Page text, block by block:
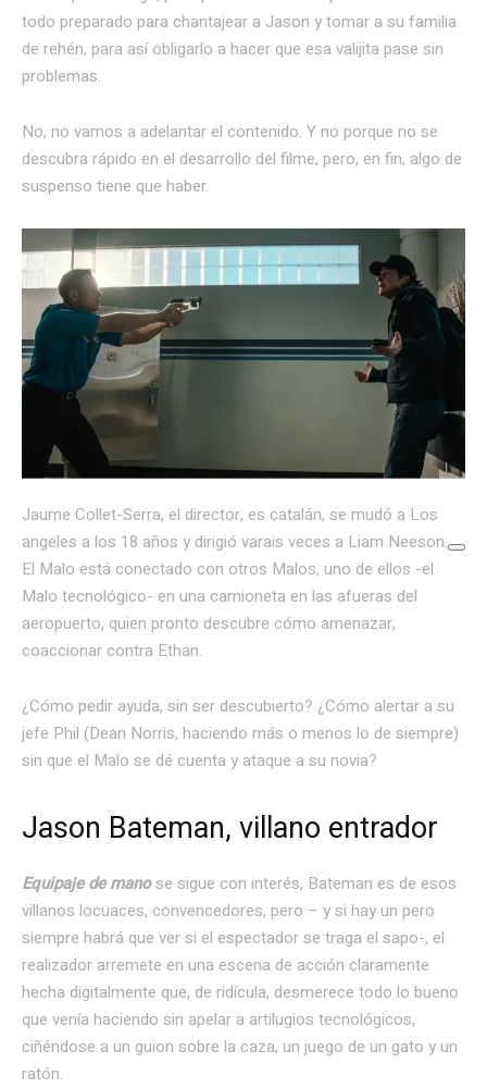
todo preparado para chantajear a Jason y tomar a su familia
de rehén, para así obligarlo a hacer que esa valijita pase sin
problemas.
No, no vamos a adelantar el contenido. Y no porque no se
descubra rápido en el desarrollo del filme, pero, en fin, algo de
suspenso tiene que haber.
Jaume Collet-Serra, el director, es catalán, se mudó a Los
angeles a los 18 años y dirigió varais veces a Liam Neeson.
El Malo está conectado con otros Malos, uno de ellos -el
Malo tecnológico- en una camioneta en las afueras del
aeropuerto, quien pronto descubre cómo amenazar,
coaccionar contra Ethan.
¿Cómo pedir ayuda, sin ser descubierto? ¿Cómo alertar a su
jefe Phil (Dean Norris, haciendo más o menos lo de siempre)
sin que el Malo se dé cuenta y ataque a su novia?
Jason Bateman, villano entrador
Equipaje de manose sigue con interés, Bateman es de esos
villanos locuaces, convencedores, pero – y si hay un pero
siempre habrá que ver si el espectador se traga el sapo-, el
realizador arremete en una escena de acción claramente
hecha digitalmente que, de ridícula, desmerece todo lo bueno
que venía haciendo sin apelar a artilugios tecnológicos,
ciñéndose a un guion sobre la caza, un juego de un gato y un
ratón.